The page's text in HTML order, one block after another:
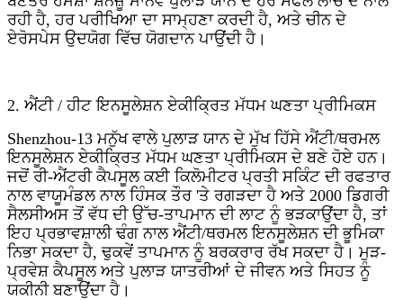
ਰਹੀ ਹੈ, ਹਰ ਪਰੀਖਿਆ ਦਾ ਸਾਮ੍ਹਣਾ ਕਰਦੀ ਹੈ, ਅਤੇ ਚੀਨ ਦੇ
ਏਰੋਸਪੇਸ ਉਦਯੋਗ ਵਿੱਚ ਯੋਗਦਾਨ ਪਾਉਂਦੀ ਹੈ।
2. ਐਂਟੀ / ਹੀਟ ਇਨਸੂਲੇਸ਼ਨ ਏਕੀਕ੍ਰਿਤ ਮੱਧਮ ਘਣਤਾ ਪ੍ਰੀਮਿਕਸ
Shenzhou-13 ਮਨੁੱਖ ਵਾਲੇ ਪੁਲਾੜ ਯਾਨ ਦੇ ਮੁੱਖ ਹਿੱਸੇ ਐਂਟੀ/ਥਰਮਲ
ਇਨਸੂਲੇਸ਼ਨ ਏਕੀਕ੍ਰਿਤ ਮੱਧਮ ਘਣਤਾ ਪ੍ਰੀਮਿਕਸ ਦੇ ਬਣੇ ਹੋਏ ਹਨ।
ਜਦੋਂ ਰੀ-ਐਂਟਰੀ ਕੈਪਸੂਲ ਕਈ ਕਿਲੋਮੀਟਰ ਪ੍ਰਤੀ ਸਕਿੰਟ ਦੀ ਰਫਤਾਰ
ਨਾਲ ਵਾਯੂਮੰਡਲ ਨਾਲ ਹਿੰਸਕ ਤੌਰ 'ਤੇ ਰਗੜਦਾ ਹੈ ਅਤੇ 2000 ਡਿਗਰੀ
ਸੈਲਸੀਅਸ ਤੋਂ ਵੱਧ ਦੀ ਉੱਚ-ਤਾਪਮਾਨ ਦੀ ਲਾਟ ਨੂੰ ਭੜਕਾਉਂਦਾ ਹੈ, ਤਾਂ
ਇਹ ਪ੍ਰਭਾਵਸ਼ਾਲੀ ਢੰਗ ਨਾਲ ਐਂਟੀ/ਥਰਮਲ ਇਨਸੂਲੇਸ਼ਨ ਦੀ ਭੂਮਿਕਾ
ਨਿਭਾ ਸਕਦਾ ਹੈ, ਢੁਕਵੇਂ ਤਾਪਮਾਨ ਨੂੰ ਬਰਕਰਾਰ ਰੱਖ ਸਕਦਾ ਹੈ। ਮੁੜ-
ਪ੍ਰਵੇਸ਼ ਕੈਪਸੂਲ ਅਤੇ ਪੁਲਾੜ ਯਾਤਰੀਆਂ ਦੇ ਜੀਵਨ ਅਤੇ ਸਿਹਤ ਨੂੰ
ਯਕੀਨੀ ਬਣਾਉਂਦਾ ਹੈ।